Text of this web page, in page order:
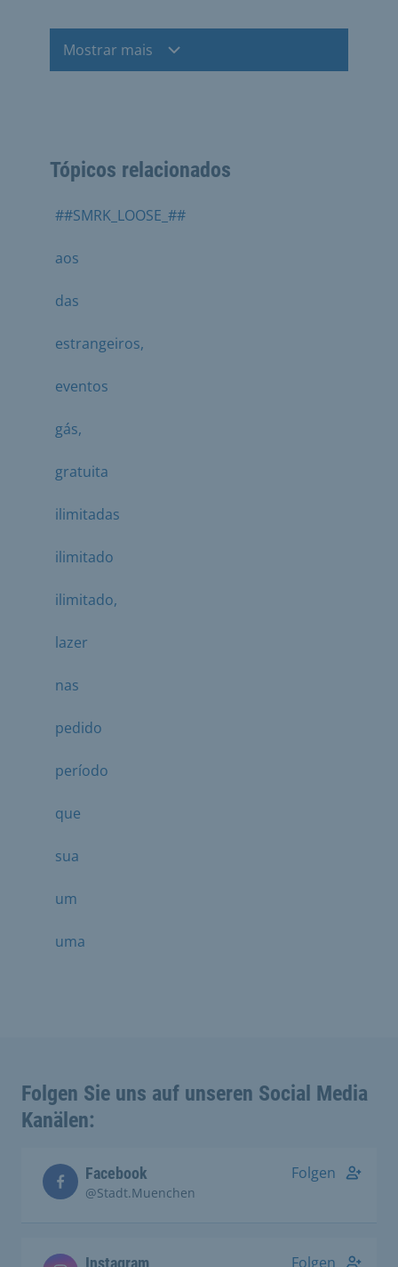
Mostrar mais
Tópicos relacionados
##SMRK_LOOSE_##
aos
das
estrangeiros,
eventos
gás,
gratuita
ilimitadas
ilimitado
ilimitado,
lazer
nas
pedido
período
que
sua
um
uma
Folgen Sie uns auf unseren Social Media
Kanälen:
Facebook
@Stadt.Muenchen
Folgen
Instagram Folgen